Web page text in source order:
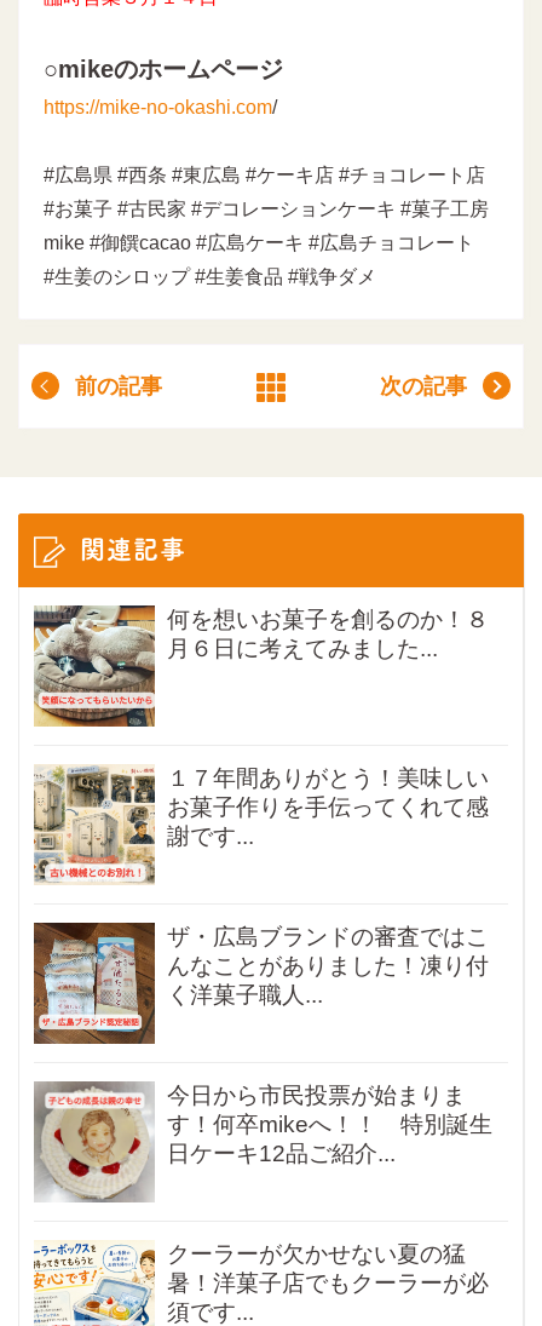
○mikeのホームページ
https://mike-no-okashi.com/
#広島県 #西条 #東広島 #ケーキ店 #チョコレート店
#お菓子 #古民家 #デコレーションケーキ #菓子工房
mike #御饌cacao #広島ケーキ #広島チョコレート
#生姜のシロップ #生姜食品 #戦争ダメ
前の記事 次の記事
関連記事
何を想いお菓子を創るのか！８
月６日に考えてみました...
１７年間ありがとう！美味しい
お菓子作りを手伝ってくれて感
謝です...
ザ・広島ブランドの審査ではこ
んなことがありました！凍り付
く洋菓子職人...
今日から市民投票が始まりま
す！何卒mikeへ！！ 特別誕生
日ケーキ12品ご紹介...
クーラーが欠かせない夏の猛
暑！洋菓子店でもクーラーが必
須です...